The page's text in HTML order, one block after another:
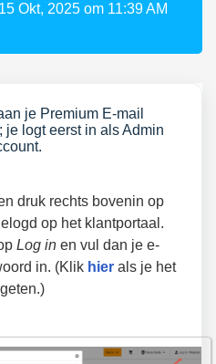
Okt, 2025 om 11:39 AM
je Premium E-mail
logt eerst in als Admin
druk rechts bovenin op
op het klantportaal.
Log in en vul dan je e-
in. (Klik hier als je het